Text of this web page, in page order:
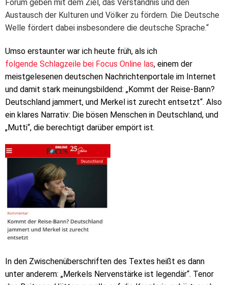
Forum geben mit dem Ziel, das Verständnis und den
Austausch der Kulturen und Völker zu fördern. Die Deutsche
Welle fördert dabei insbesondere die deutsche Sprache.“
Umso erstaunter war ich heute früh, als ich
folgende Schlagzeile bei Focus Online las, einem der
meistgelesenen deutschen Nachrichtenportale im Internet
und damit stark meinungsbildend: „Kommt der Reise-Bann?
Deutschland jammert, und Merkel ist zurecht entsetzt“. Also
ein klares Narrativ: Die bösen Menschen in Deutschland, und
„Mutti“, die berechtigt darüber empört ist.
In den Zwischenüberschriften des Textes heißt es dann
unter anderem: „Merkels Nervenstärke ist legendär“. Tenor